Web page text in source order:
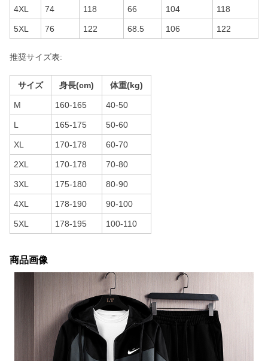
4XL 74 118 66 104 118
5XL 76 122 68.5 106 122
推奨サイズ表:
サイズ 身長(cm) 体重(kg)
M 160-165 40-50
L 165-175 50-60
XL 170-178 60-70
2XL 170-178 70-80
3XL 175-180 80-90
4XL 178-190 90-100
5XL 178-195 100-110
商品画像